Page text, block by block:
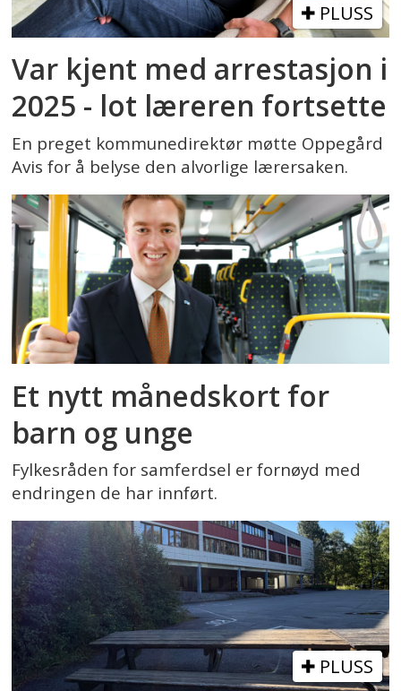
PLUSS
Var kjent med arrestasjon i
2025 - lot læreren fortsette
En preget kommunedirektør møtte Oppegård
Avis for å belyse den alvorlige lærersaken.
Et nytt månedskort for
barn og unge
Fylkesråden for samferdsel er fornøyd med
endringen de har innført.
PLUSS